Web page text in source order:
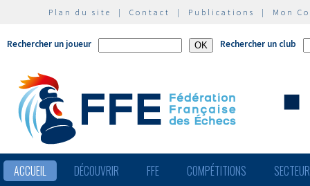
Plan du site | Contact | Publications | Mon
Rechercher un joueur Rechercher un club
ACCUEIL DÉCOUVRIR FFE COMPÉTITIONS